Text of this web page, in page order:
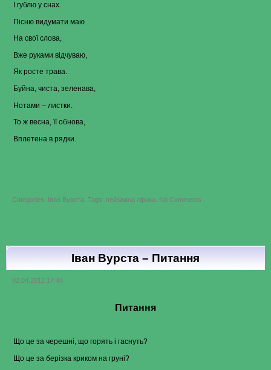
І гублю у снах.
Пісню видумати маю
На свої слова,
Вже руками відчуваю,
Як росте трава.
Буйна, чиста, зеленава,
Нотами – листки.
То ж весна, її обнова,
Вплетена в рядки.
Categories: Іван Вурста Tags: пейзажна лірика No Comments
Іван Вурста – Питання
02.04.2012 17:44
Питання
Що це за черешні, що горять і гаснуть?
Що це за берізка криком на груні?